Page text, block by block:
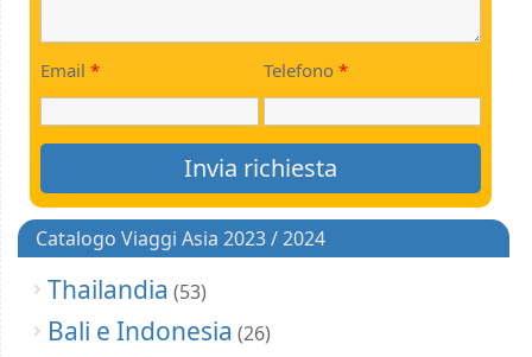
Email * Telefono *
Catalogo Viaggi Asia 2023 / 2024
Thailandia (53)
Bali e Indonesia (26)